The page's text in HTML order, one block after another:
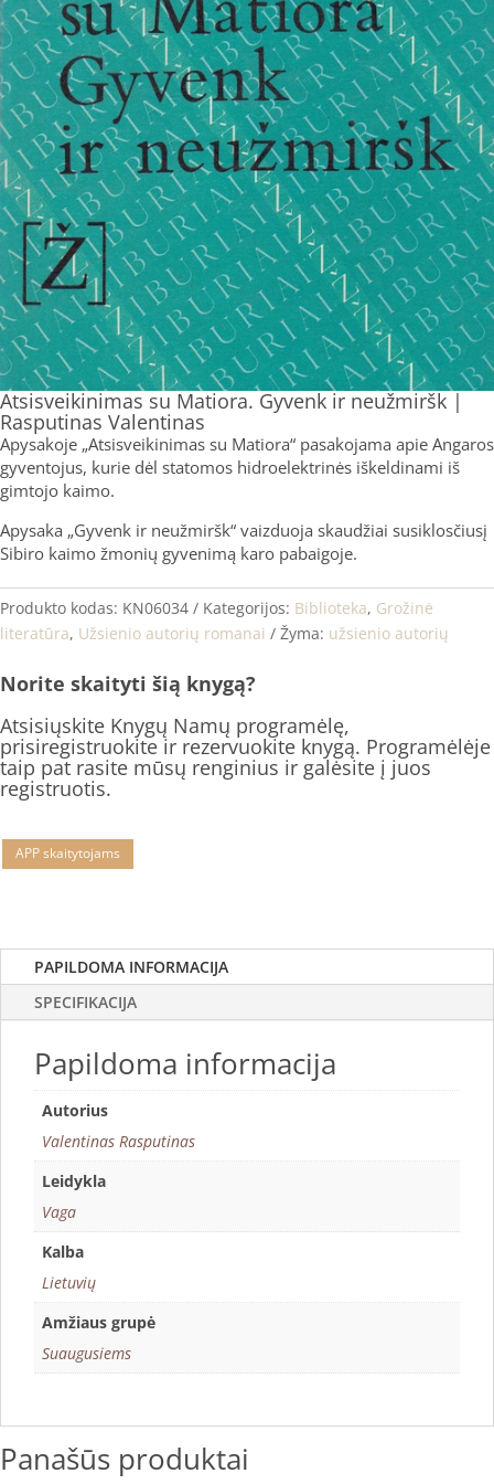
Atsisveikinimas su Matiora. Gyvenk ir neužmiršk |
Rasputinas Valentinas
Apysakoje „Atsisveikinimas su Matiora“ pasakojama apie Angaros
gyventojus, kurie dėl statomos hidroelektrinės iškeldinami iš
gimtojo kaimo.
Apysaka „Gyvenk ir neužmiršk“ vaizduoja skaudžiai susiklosčiusį
Sibiro kaimo žmonių gyvenimą karo pabaigoje.
Produkto kodas: KN06034 Kategorijos: Biblioteka, Grožinė
literatūra, Užsienio autorių romanai Žyma: užsienio autorių
Norite skaityti šią knygą?
Atsisiųskite Knygų Namų programėlę,
prisiregistruokite ir rezervuokite knygą. Programėlėje
taip pat rasite mūsų renginius ir galėsite į juos
registruotis.
APP skaitytojams
PAPILDOMA INFORMACIJA
SPECIFIKACIJA
Papildoma informacija
Autorius
Valentinas Rasputinas
Leidykla
Vaga
Kalba
Lietuvių
Amžiaus grupė
Suaugusiems
Panašūs produktai